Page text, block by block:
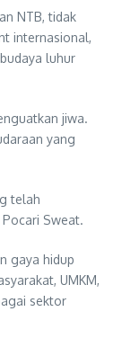
NTB, tidak
internasional,
luhur
jiwa.
yang
telah
Sweat.
gaya hidup
UMKM,
sektor